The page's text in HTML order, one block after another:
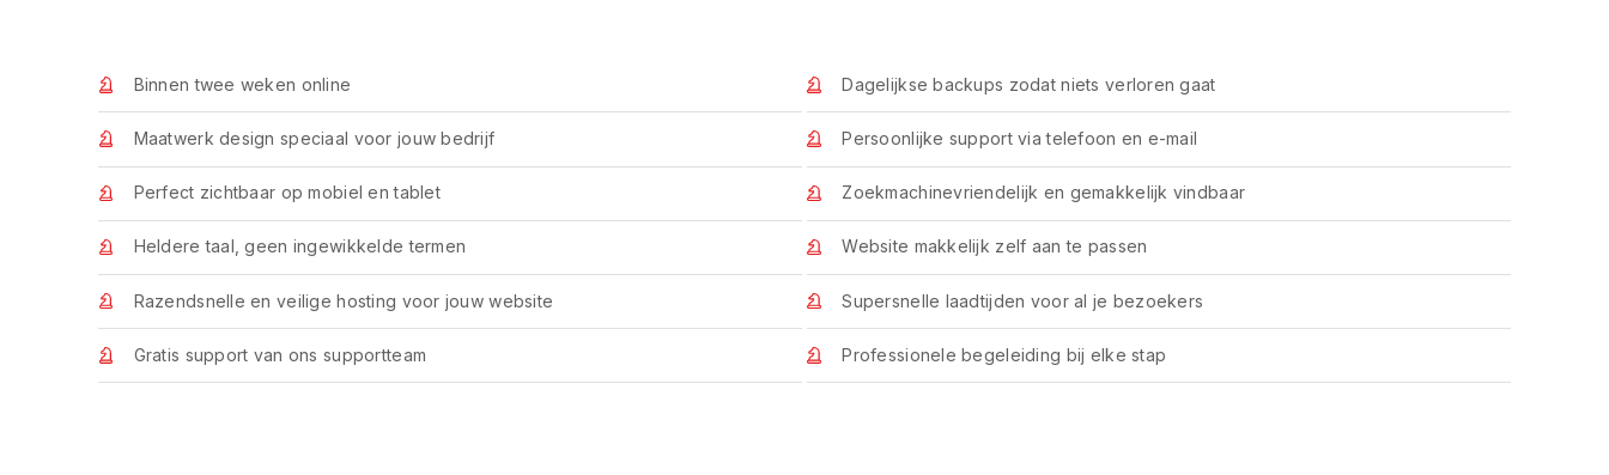
Binnen twee weken online
Maatwerk design speciaal voor jouw bedrijf
Perfect zichtbaar op mobiel en tablet
Heldere taal, geen ingewikkelde termen
Razendsnelle en veilige hosting voor jouw website
Gratis support van ons supportteam
Dagelijkse backups zodat niets verloren gaat
Persoonlijke support via telefoon en e-mail
Zoekmachinevriendelijk en gemakkelijk vindbaar
Website makkelijk zelf aan te passen
Supersnelle laadtijden voor al je bezoekers
Professionele begeleiding bij elke stap